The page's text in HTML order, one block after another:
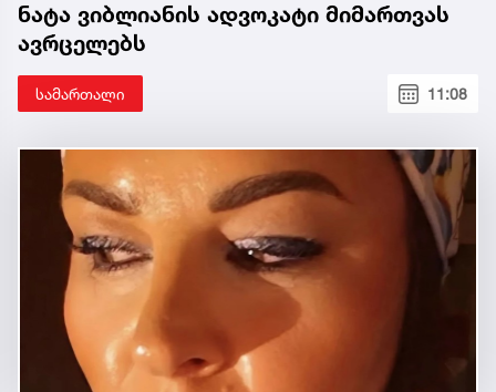
ნატა ვიბლიანის ადვოკატი მიმართვას
ავრცელებს
სამართალი 11:08